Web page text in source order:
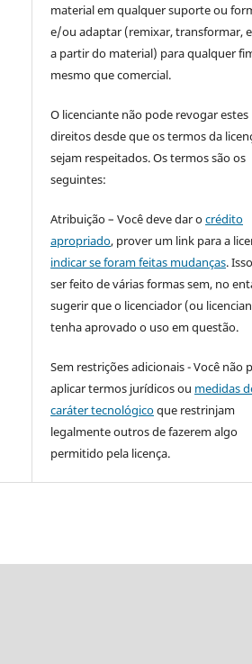
material em qualquer suporte ou
e/ou adaptar (remixar, transformar,
a partir do material) para qualquer
mesmo que comercial.
O licenciante não pode revogar estes
direitos desde que os termos da
sejam respeitados. Os termos são os
seguintes:
Atribuição – Você deve dar ocrédito
apropriado, prover um link para a
indicar se foram feitas mudanças.
ser feito de várias formas sem, no
sugerir que o licenciador (ou
tenha aprovado o uso em questão.
Sem restrições adicionais - Você não
aplicar termos jurídicos ou medidas
caráter tecnológicoque restrinjam
legalmente outros de fazerem algo
permitido pela licença.